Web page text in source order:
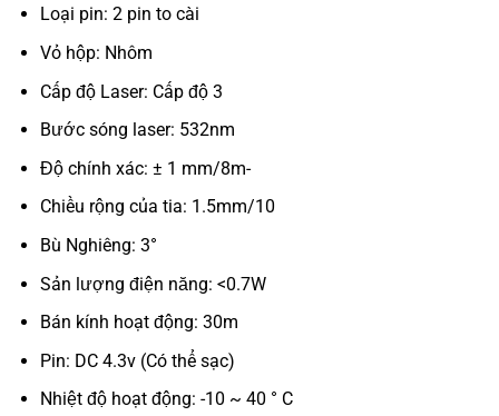
Loại pin: 2 pin to cài
Vỏ hộp: Nhôm
Cấp độ Laser: Cấp độ 3
Bước sóng laser: 532nm
Độ chính xác: ± 1 mm/8m-
Chiều rộng của tia: 1.5mm/10
Bù Nghiêng: 3°
Sản lượng điện năng: <0.7W
Bán kính hoạt động: 30m
Pin: DC 4.3v (Có thể sạc)
Nhiệt độ hoạt động: -10 ~ 40 ° C